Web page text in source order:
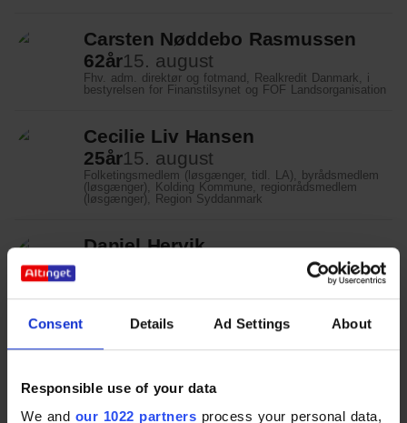
Consent Details Ad Settings About
Responsible use of your data
We and our 1022 partners process your personal data,
Carsten Nøddebo Rasmussen
62år15. august
Fhv. adm. direktør og fotmand, Realkredit Danmark, i
bestyrelsen for Finanstilsynet og FOF Landsorganisation
Cecilie Liv Hansen
25år15. august
Folketingsmedlem (løsgænger, tidl. LA), byrådsmedlem
(løsgænger), Kolding Kommune, regionrådsmedlem
(løsgænger), Region Syddanmark
Daniel Hervik
Christoffer Green-Pedersen
56år16. august
Universitet